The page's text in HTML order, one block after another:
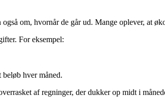
om, hvornår de går ud. Mange oplever, at
For eksempel:
hver måned.
af regninger, der dukker op midt i